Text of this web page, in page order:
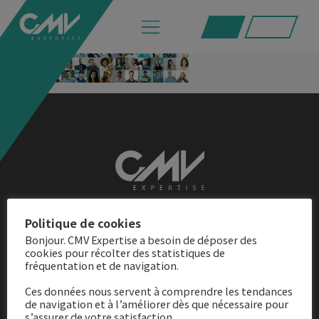
home-2
Adresse
21 rue de l’Orgeval
77120 Coulommiers
Contact
Politique de cookies
Bonjour. CMV Expertise a besoin de déposer des
cookies pour récolter des statistiques de
fréquentation et de navigation.
Ces données nous servent à comprendre les tendances
de navigation et à l’améliorer dès que nécessaire pour